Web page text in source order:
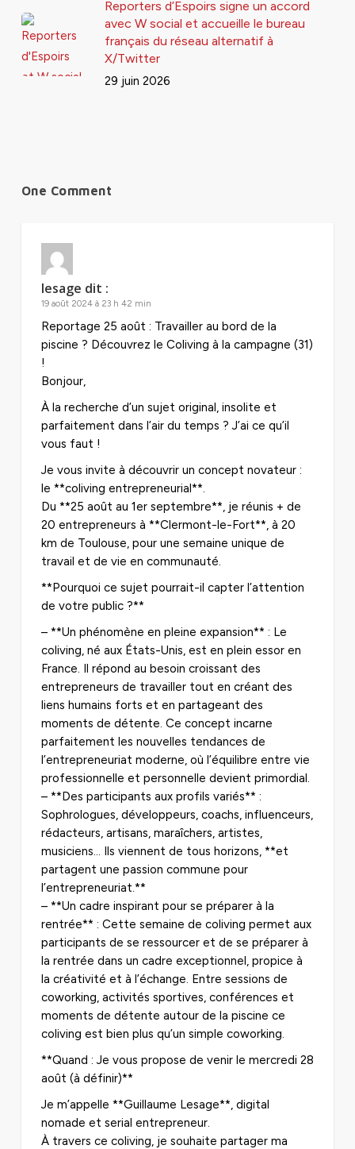
Reporters d’Espoirs signe un accord
avec W social et accueille le bureau
français du réseau alternatif à
X/Twitter
29 juin 2026
One Comment
lesage dit :
19 août 2024 à 23 h 42 min
Reportage 25 août : Travailler au bord de la
piscine ? Découvrez le Coliving à la campagne (31)
!
Bonjour,
À la recherche d’un sujet original, insolite et
parfaitement dans l’air du temps ? J’ai ce qu’il
vous faut !
Je vous invite à découvrir un concept novateur :
le **coliving entrepreneurial**.
Du **25 août au 1er septembre**, je réunis + de
20 entrepreneurs à **Clermont-le-Fort**, à 20
km de Toulouse, pour une semaine unique de
travail et de vie en communauté.
**Pourquoi ce sujet pourrait-il capter l’attention
de votre public ?**
– **Un phénomène en pleine expansion** : Le
coliving, né aux États-Unis, est en plein essor en
France. Il répond au besoin croissant des
entrepreneurs de travailler tout en créant des
liens humains forts et en partageant des
moments de détente. Ce concept incarne
parfaitement les nouvelles tendances de
l’entrepreneuriat moderne, où l’équilibre entre vie
professionnelle et personnelle devient primordial.
– **Des participants aux profils variés** :
Sophrologues, développeurs, coachs, influenceurs,
rédacteurs, artisans, maraîchers, artistes,
musiciens… Ils viennent de tous horizons, **et
partagent une passion commune pour
l’entrepreneuriat.**
– **Un cadre inspirant pour se préparer à la
rentrée** : Cette semaine de coliving permet aux
participants de se ressourcer et de se préparer à
la rentrée dans un cadre exceptionnel, propice à
la créativité et à l’échange. Entre sessions de
coworking, activités sportives, conférences et
moments de détente autour de la piscine ce
coliving est bien plus qu’un simple coworking.
**Quand : Je vous propose de venir le mercredi 28
août (à définir)**
Je m’appelle **Guillaume Lesage**, digital
nomade et serial entrepreneur.
À travers ce coliving, je souhaite partager ma